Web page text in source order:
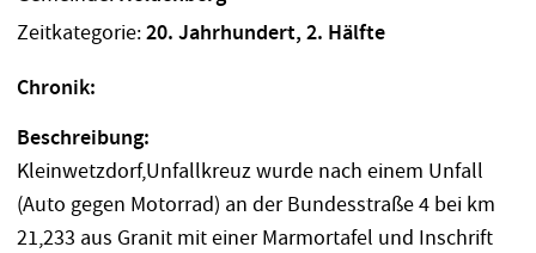
Zeitkategorie:20. Jahrhundert, 2. Hälfte
Chronik:
Beschreibung:
Kleinwetzdorf,Unfallkreuz wurde nach einem Unfall
(Auto gegen Motorrad) an der Bundesstraße 4 bei km
21,233 aus Granit mit einer Marmortafel und Inschrift